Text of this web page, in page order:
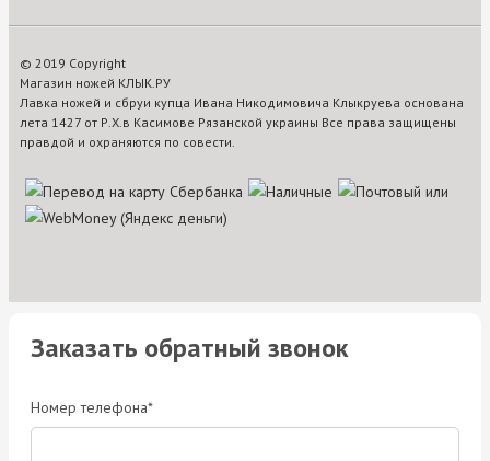
© 2019 Copyright
Магазин ножей КЛЫК.РУ
Лавка ножей и сбруи купца Ивана Никодимовича Клыкруева основана
лета 1427 от Р.Х.в Касимове Рязанской украины Все права защищены
правдой и охраняются по совести.
Заказать обратный звонок
Номер телефона*